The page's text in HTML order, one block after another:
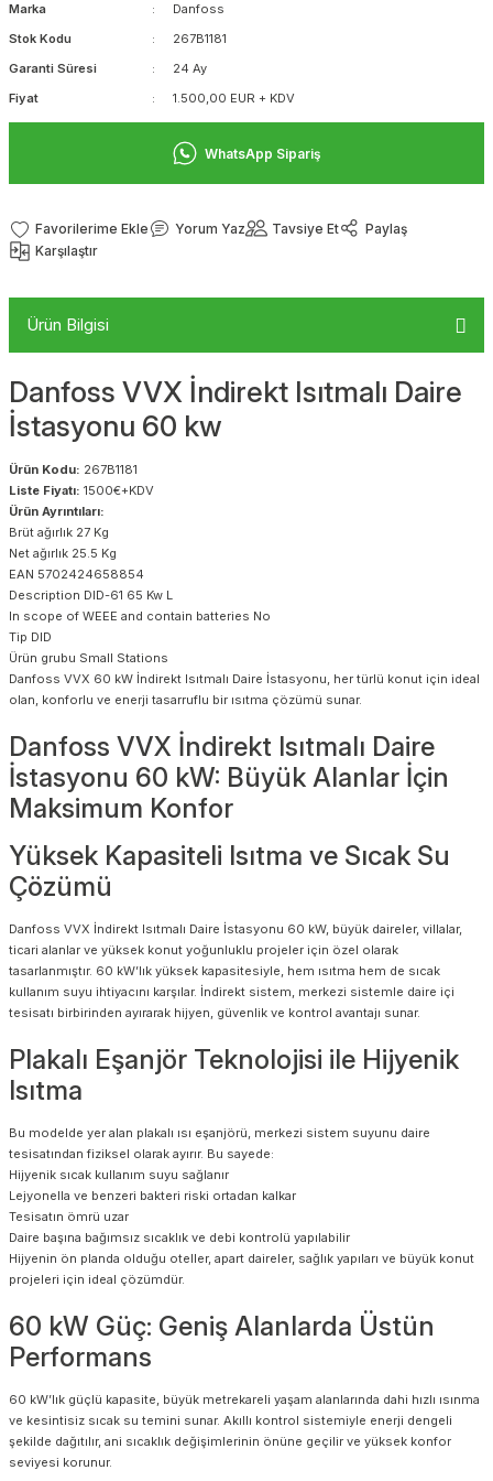
Marka
Danfoss
Stok Kodu
267B1181
Garanti Süresi
24 Ay
Fiyat
1.500,00 EUR + KDV
WhatsApp Sipariş
Yorum Yaz Tavsiye Et
Paylaş
Karşılaştır
Ürün Bilgisi
Danfoss VVX İndirekt Isıtmalı Daire
İstasyonu 60 kw
Ürün Kodu: 267B1181
Liste Fiyatı: 1500€+KDV
Ürün Ayrıntıları:
Brüt ağırlık 27 Kg
Net ağırlık 25.5 Kg
EAN 5702424658854
Description DID-61 65 Kw L
In scope of WEEE and contain batteries No
Tip DID
Ürün grubu Small Stations
Danfoss VVX 60 kW İndirekt Isıtmalı Daire İstasyonu, her türlü konut için ideal
olan, konforlu ve enerji tasarruflu bir ısıtma çözümü sunar.
Danfoss VVX İndirekt Isıtmalı Daire
İstasyonu 60 kW: Büyük Alanlar İçin
Maksimum Konfor
Yüksek Kapasiteli Isıtma ve Sıcak Su
Çözümü
Danfoss VVX İndirekt Isıtmalı Daire İstasyonu 60 kW, büyük daireler, villalar,
ticari alanlar ve yüksek konut yoğunluklu projeler için özel olarak
tasarlanmıştır. 60 kW’lık yüksek kapasitesiyle, hem ısıtma hem de sıcak
kullanım suyu ihtiyacını karşılar. İndirekt sistem, merkezi sistemle daire içi
tesisatı birbirinden ayırarak hijyen, güvenlik ve kontrol avantajı sunar.
Plakalı Eşanjör Teknolojisi ile Hijyenik
Isıtma
Bu modelde yer alan plakalı ısı eşanjörü, merkezi sistem suyunu daire
tesisatından fiziksel olarak ayırır. Bu sayede:
Hijyenik sıcak kullanım suyu sağlanır
Lejyonella ve benzeri bakteri riski ortadan kalkar
Tesisatın ömrü uzar
Daire başına bağımsız sıcaklık ve debi kontrolü yapılabilir
Hijyenin ön planda olduğu oteller, apart daireler, sağlık yapıları ve büyük konut
projeleri için ideal çözümdür.
60 kW Güç: Geniş Alanlarda Üstün
Performans
60 kW’lık güçlü kapasite, büyük metrekareli yaşam alanlarında dahi hızlı ısınma
ve kesintisiz sıcak su temini sunar. Akıllı kontrol sistemiyle enerji dengeli
şekilde dağıtılır, ani sıcaklık değişimlerinin önüne geçilir ve yüksek konfor
seviyesi korunur.